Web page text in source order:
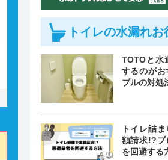
トイレの水漏れ
TOTOと水
するのがお
ブルの対処
トイレ詰
額請求!?プ
を回避する